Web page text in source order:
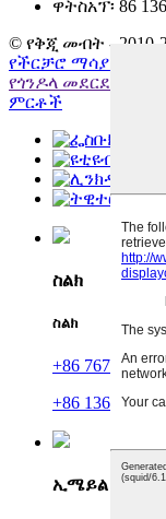
ዋትስአፕ፡ 86
© የቅጂ መብት - 2010-
የችርቻሮ ማሳያ
የጎንዶላ መደርደሪያ
ምርቶች
ስልክ
ስልክ
+86 767
+86
ኢሜይል